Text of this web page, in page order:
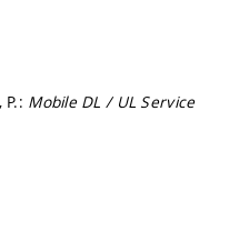
P.: Mobile DL / UL Service